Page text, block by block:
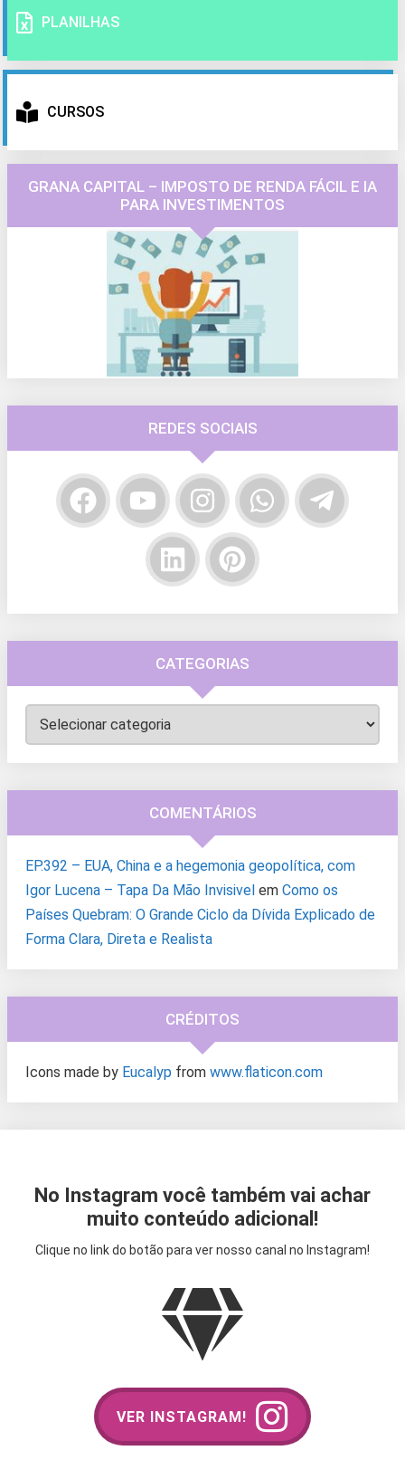
PLANILHAS
CURSOS
GRANA CAPITAL – IMPOSTO DE RENDA FÁCIL E IA
PARA INVESTIMENTOS
REDES SOCIAIS
CATEGORIAS
Categorias
COMENTÁRIOS
EP.392 – EUA, China e a hegemonia geopolítica, com
Igor Lucena – Tapa Da Mão Invisivel em Como os
Países Quebram: O Grande Ciclo da Dívida Explicado de
Forma Clara, Direta e Realista
CRÉDITOS
Icons made by Eucalyp from www.flaticon.com
No Instagram você também vai achar
muito conteúdo adicional!
Clique no link do botão para ver nosso canal no Instagram!
VER INSTAGRAM!